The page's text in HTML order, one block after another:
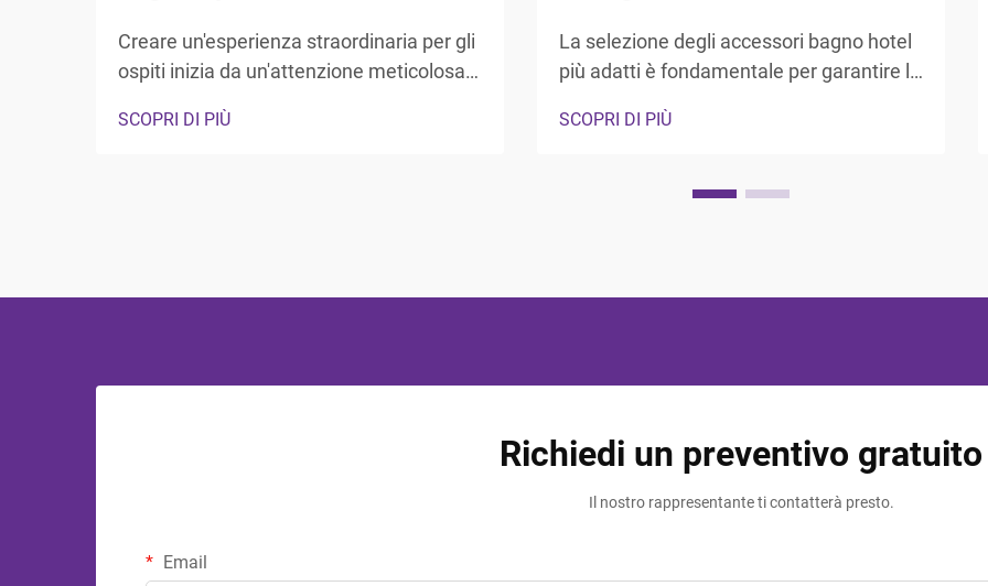
Creare un'esperienza straordinaria per gli
ospiti inizia da un'attenzione meticolosa
privati, dove gli ospiti si aspettano
SCOPRI DI PIÙ
La selezione degli accessori bagno hotel
più adatti è fondamentale per garantire la
operativa nel settore dell'ospitalità. I
approvvigionamenti devono fare i conti
SCOPRI DI PIÙ
Richiedi un preventivo gratuito
Il nostro rappresentante ti contatterà presto.
Email